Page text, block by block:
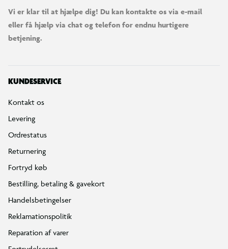
Fortrydelsesret
Privatlivspolitik
e-mærket
Salling Group tilbagekaldelser
Ledige jobs
Min BR konto / login
Find din BR
Klub BR
Mærker
Tilbud på legetøj
Restsalg på legetøj